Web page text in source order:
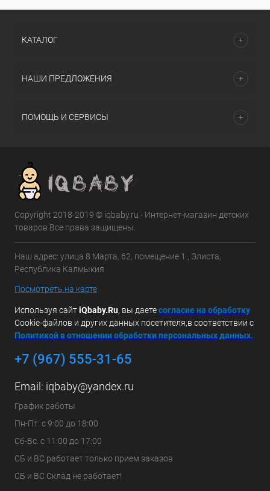
КАТАЛОГ
НАШИ ПРЕДЛОЖЕНИЯ
ПОМОЩЬ И СЕРВИСЫ
Copyright 2018-2019 © iqbaby.ru - Интернет-магазин детских
товаров Все права защищены.
Наш адрес: улица 8 Марта, 62, помещение 1 , Элиста,
Республика Калмыкия
Посмотреть на карте
Используя сайтiQbaby.Ru, вы даетесогласие на обработку
Cookie-файлов и других данных посетителя,в соответствии с
Политикой в отношении обработки персональных данных.
+7 (967) 555-31-65
Email: iqbaby@yandex.ru
График работы
Пн-Пт: с 9:00 до 18:00
Сб-Вс. с 11:00 до 17:00
СБ и ВС работает только прием заказов
СБ и ВС Склад не работает!